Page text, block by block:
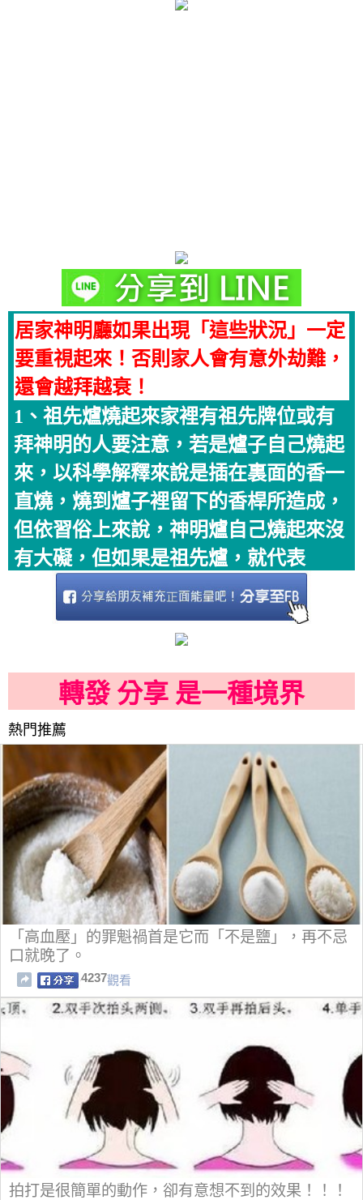
居家神明廳如果出現「這些狀況」一定
要重視起來！否則家人會有意外劫難，
還會越拜越衰！
1、祖先爐燒起來家裡有祖先牌位或有
拜神明的人要注意，若是爐子自己燒起
來，以科學解釋來說是插在裏面的香一
直燒，燒到爐子裡留下的香桿所造成，
但依習俗上來說，神明爐自己燒起來沒
有大礙，但如果是祖先爐，就代表
轉發 分享 是一種境界
熱門推薦
「高血壓」的罪魁禍首是它而「不是鹽」，再不忌
口就晚了。
4237觀看
拍打是很簡單的動作，卻有意想不到的效果！！！